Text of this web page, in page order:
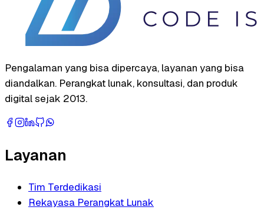
Pengalaman yang bisa dipercaya, layanan yang bisa
diandalkan. Perangkat lunak, konsultasi, dan produk
digital sejak 2013.
Layanan
Tim Terdedikasi
Rekayasa Perangkat Lunak